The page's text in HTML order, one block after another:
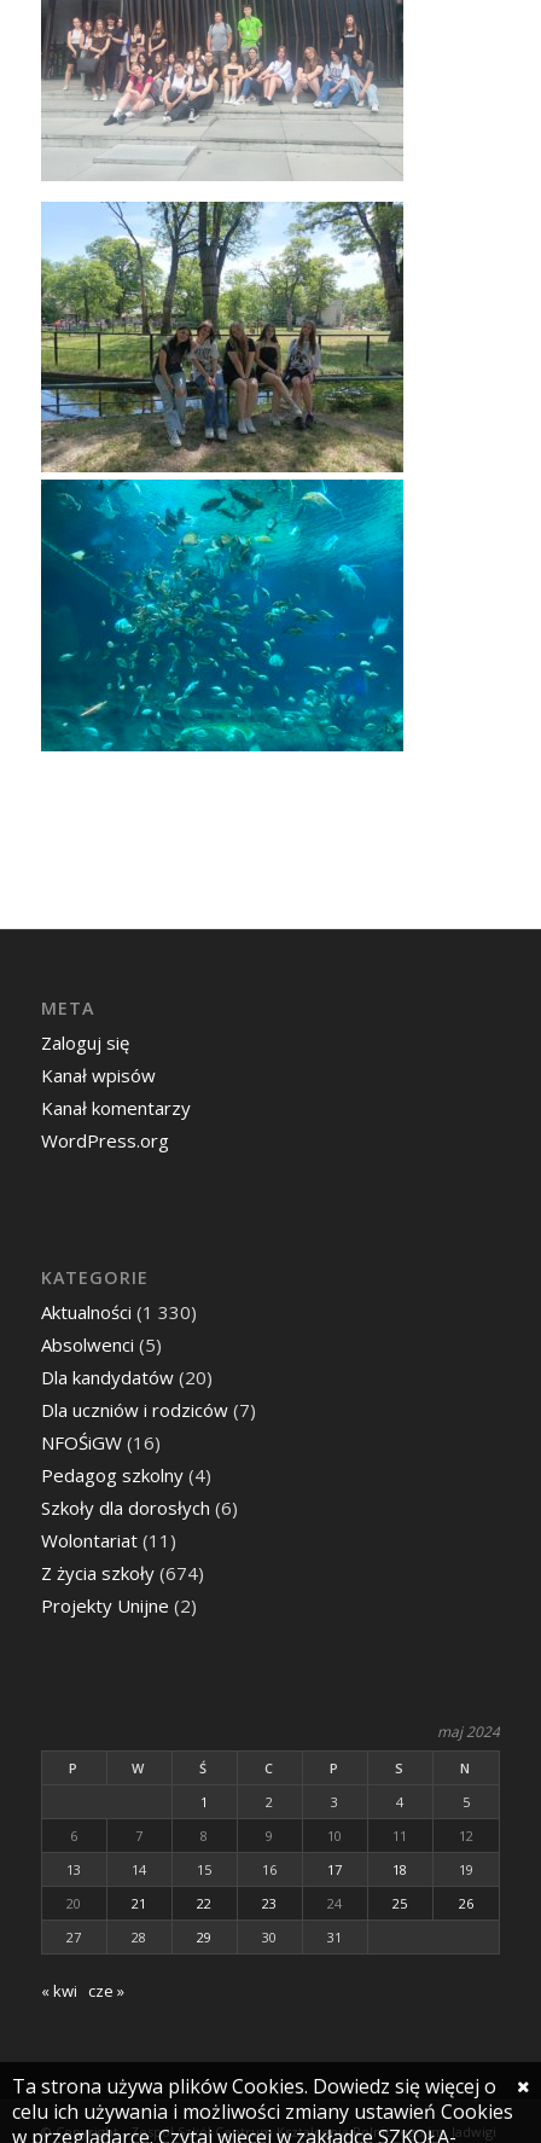
META
Zaloguj się
Kanał wpisów
Kanał komentarzy
WordPress.org
KATEGORIE
Aktualności (1 330)
Absolwenci (5)
Dla kandydatów(20)
Dla uczniów i rodziców(7)
NFOŚiGW(16)
Pedagog szkolny(4)
Szkoły dla dorosłych (6)
Wolontariat(11)
Z życia szkoły(674)
Projekty Unijne (2)
maj 2024
P W Ś C P S
N
1
2 3 4
5
6
7 8 9 10 11
12
13
14 15 16 17 18
19
20
21 22 23 24 25
26
27
28 29 30 31
« kwi cze »
© Copyright - Zespół Szkół Centrum Kształcenia Rolniczego im. Jadwigi
Ta strona używa plików Cookies. Dowiedz się więcej o
celu ich używania i możliwości zmiany ustawień Cookies
w przeglądarce. Czytaj więcej w zakładce SZKOŁA-